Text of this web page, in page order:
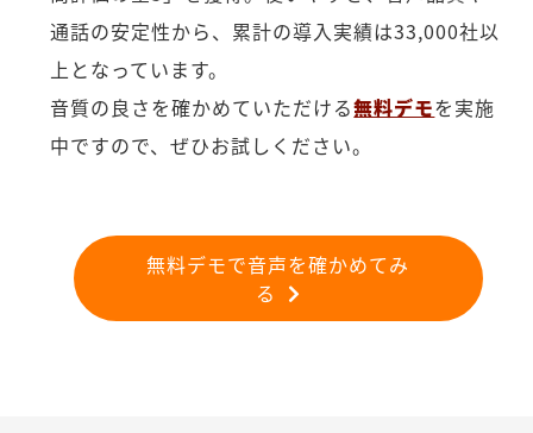
通話の安定性から、累計の導入実績は33,000社以
上となっています。
音質の良さを確かめていただける無料デモを実施
中ですので、ぜひお試しください。
無料デモで音声を確かめてみ
る